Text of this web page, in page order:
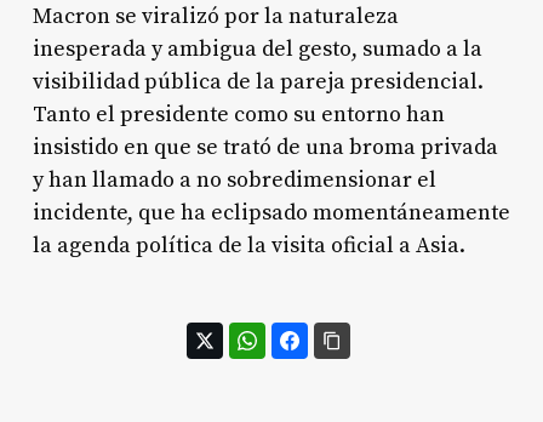
Macron se viralizó por la naturaleza
inesperada y ambigua del gesto, sumado a la
visibilidad pública de la pareja presidencial.
Tanto el presidente como su entorno han
insistido en que se trató de una broma privada
y han llamado a no sobredimensionar el
incidente, que ha eclipsado momentáneamente
la agenda política de la visita oficial a Asia.